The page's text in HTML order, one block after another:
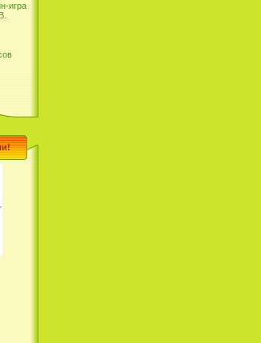
игра